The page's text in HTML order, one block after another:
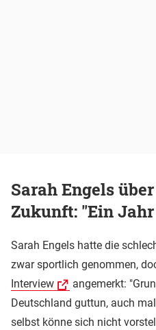
Sarah Engels
Zukunft: "Ein
Sarah Engels hatte die
zwar sportlich genommen,
Interview
angemerkt:
Deutschland guttun, auch
selbst könne sich nicht